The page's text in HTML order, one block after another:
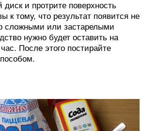
и протрите поверхность
к тому, что результат появится не
сложными или застарелыми
нужно будет оставить на
После этого постирайте